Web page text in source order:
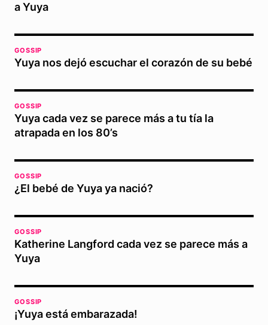
a Yuya
GOSSIP
Yuya nos dejó escuchar el corazón de su bebé
GOSSIP
Yuya cada vez se parece más a tu tía la
atrapada en los 80’s
GOSSIP
¿El bebé de Yuya ya nació?
GOSSIP
Katherine Langford cada vez se parece más a
Yuya
GOSSIP
¡Yuya está embarazada!